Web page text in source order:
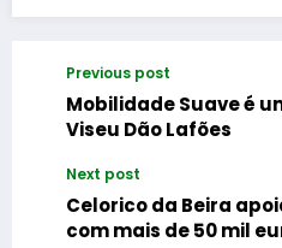
Previous post
Mobilidade Suave é
Viseu Dão Lafões
Next post
Celorico da Beira
com mais de 50 mil